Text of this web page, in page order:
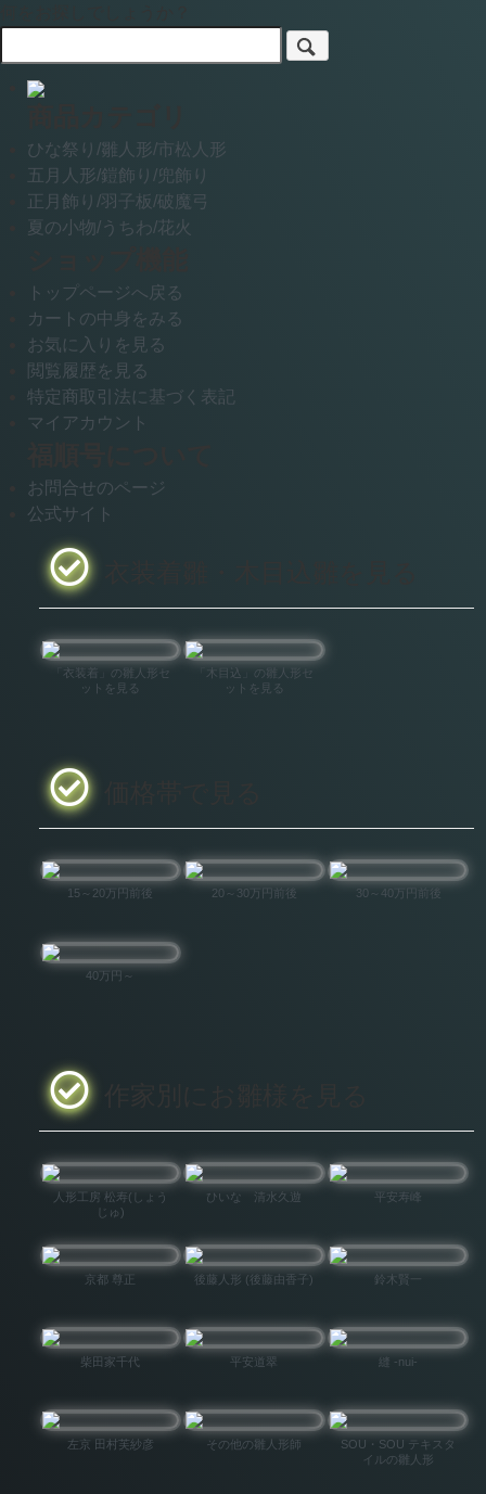
ひな祭り/雛人形/市松人形
五月人形/鎧飾り/兜飾り
正月飾り/羽子板/破魔弓
夏の小物/うちわ/花火
トップページへ戻る
カートの中身をみる
お気に入りを見る
閲覧履歴を見る
特定商取引法に基づく表記
マイアカウント
お問合せのページ
公式サイト
「衣装着」の雛人形セ
ットを見る
「木目込」の雛人形セ
ットを見る
15～20万円前後 20～30万円前後 30～40万円前後
40万円～
人形工房 松寿(しょう
じゅ)
ひいな 清水久遊 平安寿峰
京都 尊正 後藤人形 (後藤由香子) 鈴木賢一
柴田家千代 平安道翠 縫 -nui-
左京 田村芙紗彦 その他の雛人形師
SOU・SOU テキスタ
イルの雛人形